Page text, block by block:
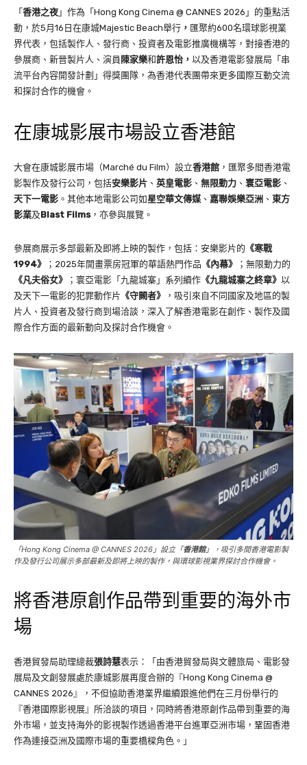
「香港之夜 」作為「Hong Kong Cinema @ CANNES 2026」的重點活
動，於5月16日在康城Majestic Beach舉行 ， 匯聚約600名環球影視業
界代表，包括製作人、發行商、投資者及電影推廣機構等，對接香港的
參展商、新晉製片人、演員陳家樂和許恩怡， 以及香港電影發展局「串
流平台內容開發計劃」得獎團隊，為香港代表團帶來更多國際互動交流
和探討合作的機會。
在康城影展市場設立香港館
大會在康城影展市場（Marché du Film）設立香港館 ，匯聚多間香港電
影製作及發行公司，包括安樂影片 、 英皇電影 、 無限動力 、 寰亞電影 、
天下一電影 。其他本地電影公司如星空華文傳媒 、 嘉聯娛樂亞洲 、 東方
影業及Blast Films，亦參與展覽。
參展商展示多部最新及即將上映的製作，包括：安樂影片的 《寒戰
1994》 ；2025年開畫票房冠軍的華語熱門作品 《內幕》
；無限動力的
《凡夫俗女》
；寰亞電影「九龍城寨」系列續作 《九龍城寨之終章》 以
及天下一電影的犯罪動作片 《守闕者》
，吸引來自不同國家及地區的製
片人、投資者及發行商到場洽談，深入了解香港電影在創作、製作及國
際合作方面的最新動向及探討合作機會。
「Hong Kong Cinema @ CANNES 2026」設立「香港館」，吸引多間香港電影製
作及發行公司展示多部最新及即將上映的製作，與環球影視業界探討合作機會。
將香港原創作品帶到重要的海外市
場
香港貿發局助理總裁張詩慧表示：「由香港貿發局與文體旅局、電影發
展局及文創發展處於康城影展再度合辦的『Hong Kong Cinema @
CANNES 2026』，不但協助香港業界繼續跟進他們在三月份舉行的
『香港國際影視展』所洽談的項目，同時將香港原創作品帶到重要的海
外市場，並支持海外的影視製作透過香港平台進軍亞洲市場，鞏固香港
作為連接亞洲及國際市場的重要橋樑角色。」